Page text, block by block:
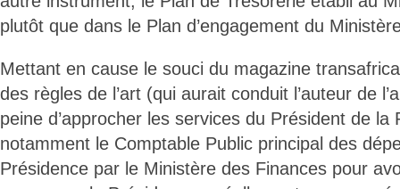
plutôt que dans le Plan d’engagement du
Mettant en cause le souci du magazine
des règles de l’art (qui aurait conduit l’auteur de
peine d’approcher les services du Président de la
notamment le Comptable Public principal des
Présidence par le Ministère des Finances pour